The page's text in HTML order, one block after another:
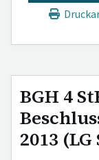
BGH 4
2013